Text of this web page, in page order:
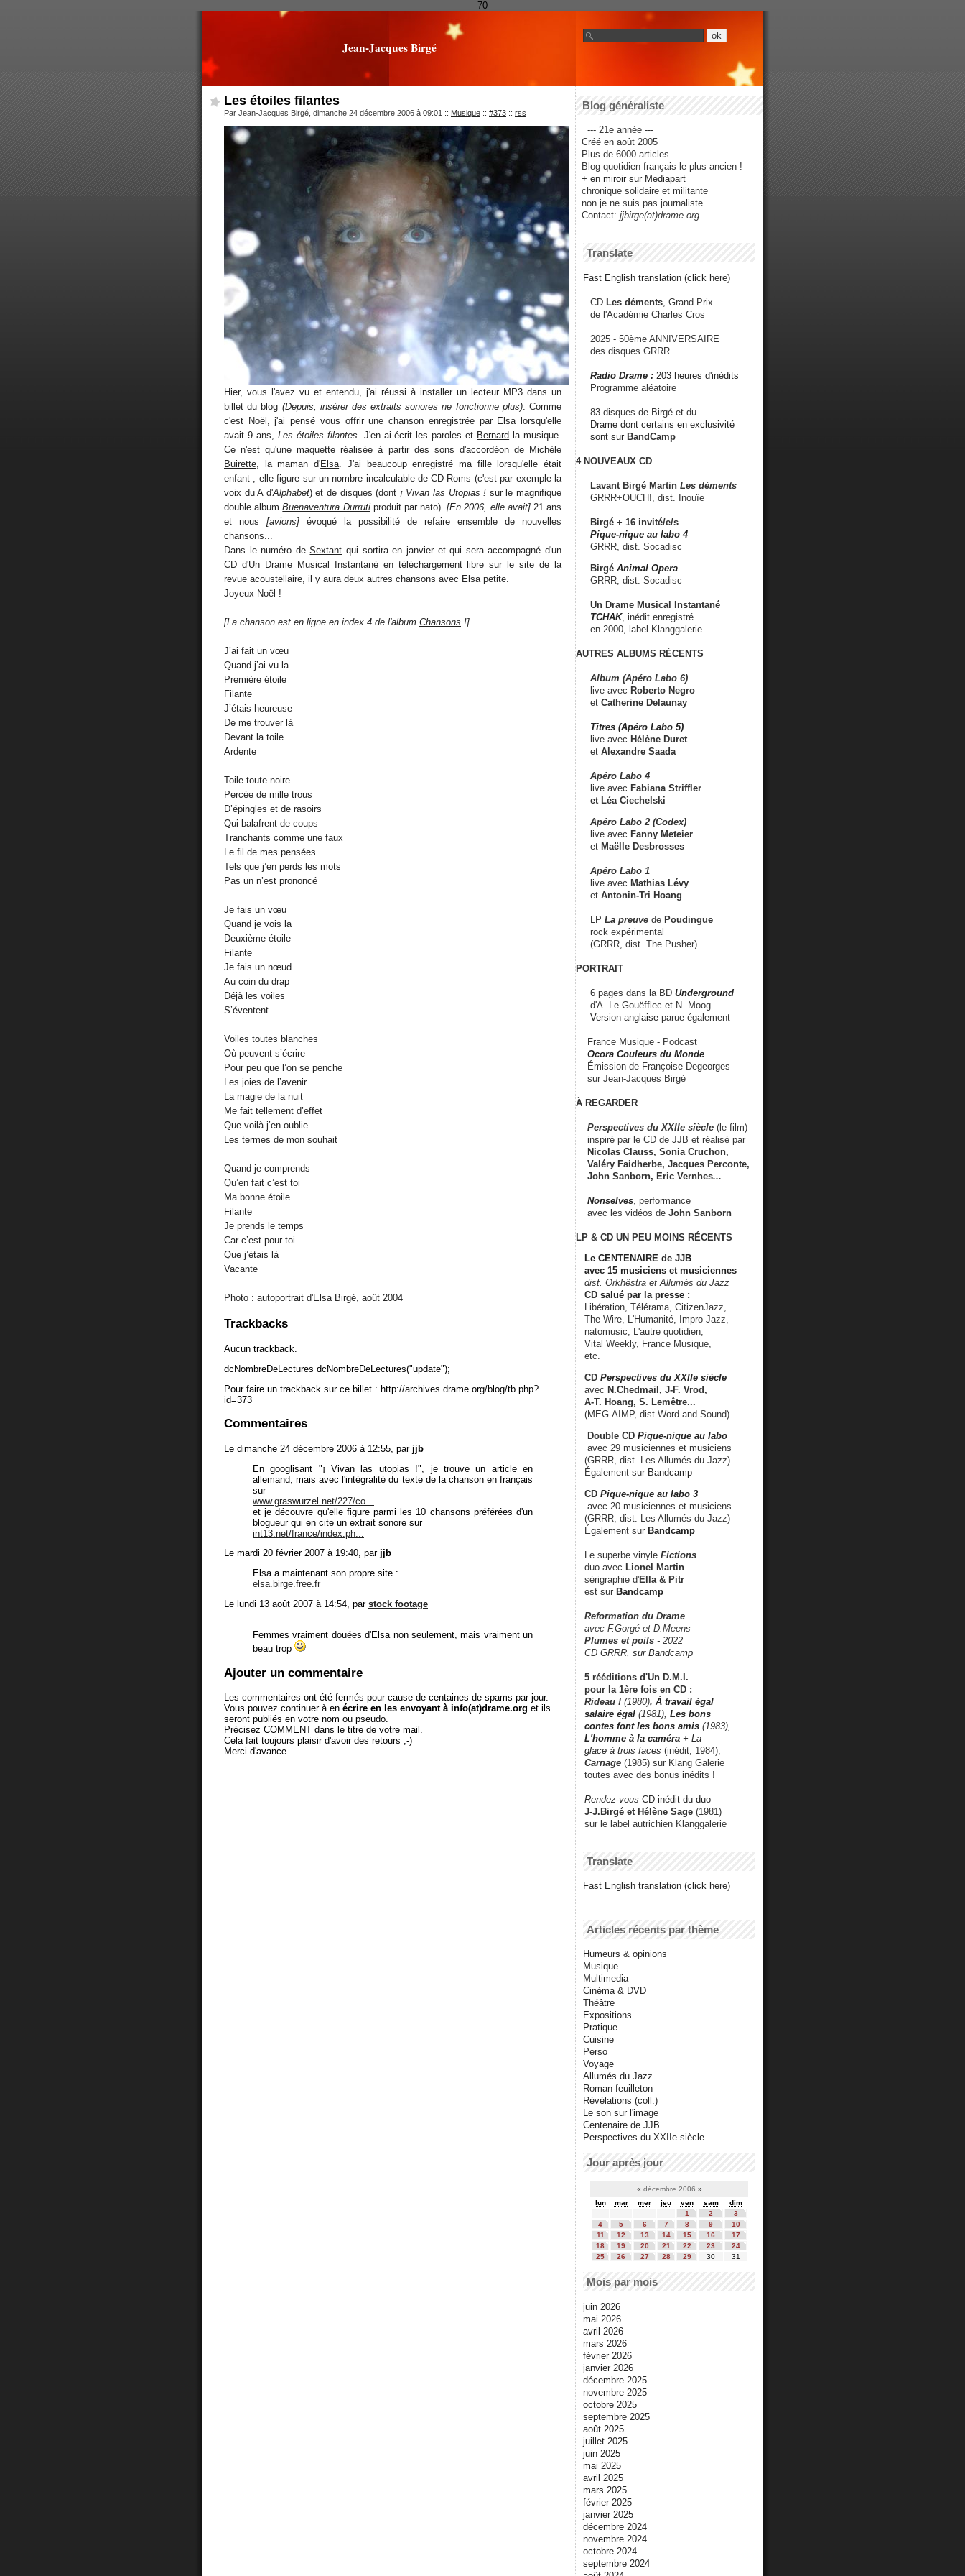
70
Jean-Jacques Birgé
Les étoiles filantes
Par Jean-Jacques Birgé, dimanche 24 décembre 2006 à 09:01 :: Musique :: #373 :: rss
Hier, vous l'avez vu et entendu, j'ai réussi à installer un lecteur MP3 dans un
billet du blog (Depuis, insérer des extraits sonores ne fonctionne plus). Comme
c'est Noël, j'ai pensé vous offrir une chanson enregistrée par Elsa lorsqu'elle
avait 9 ans, Les étoiles filantes . J'en ai écrit les paroles et Bernard la musique.
Ce n'est qu'une maquette réalisée à partir des sons d'accordéon de Michèle
Buirette , la maman d'Elsa . J'ai beaucoup enregistré ma fille lorsqu'elle était
enfant ; elle figure sur un nombre incalculable de CD-Roms (c'est par exemple la
voix du A d'Alphabet) et de disques (dont ¡ Vivan las Utopias ! sur le magnifique
double albumBuenaventura Durrutiproduit par nato).[En 2006, elle avait]21 ans
et nous [avions] évoqué la possibilité de refaire ensemble de nouvelles
chansons...
Dans le numéro deSextant qui sortira en janvier et qui sera accompagné d'un
CD d'Un Drame Musical Instantanéen téléchargement libre sur le site de la
revue acoustellaire, il y aura deux autres chansons avec Elsa petite.
Joyeux Noël !
[La chanson est en ligne en index 4 de l'album Chansons !]
J’ai fait un vœu
Quand j’ai vu la
Première étoile
Filante
J’étais heureuse
De me trouver là
Devant la toile
Ardente
Toile toute noire
Percée de mille trous
D’épingles et de rasoirs
Qui balafrent de coups
Tranchants comme une faux
Le fil de mes pensées
Tels que j’en perds les mots
Pas un n’est prononcé
Je fais un vœu
Quand je vois la
Deuxième étoile
Filante
Je fais un nœud
Au coin du drap
Déjà les voiles
S’éventent
Voiles toutes blanches
Où peuvent s’écrire
Pour peu que l’on se penche
Les joies de l’avenir
La magie de la nuit
Me fait tellement d’effet
Que voilà j’en oublie
Les termes de mon souhait
Quand je comprends
Qu’en fait c’est toi
Ma bonne étoile
Filante
Je prends le temps
Car c’est pour toi
Que j’étais là
Vacante
Photo : autoportrait d'Elsa Birgé, août 2004
Trackbacks
Aucun trackback.
dcNombreDeLectures dcNombreDeLectures("update");
Pour faire un trackback sur ce billet : http://archives.drame.org/blog/tb.php?
id=373
Commentaires
Le dimanche 24 décembre 2006 à 12:55, par jjb
En googlisant "¡ Vivan las utopias !", je trouve un article en
allemand, mais avec l'intégralité du texte de la chanson en français
sur
www.graswurzel.net/227/co...
et je découvre qu'elle figure parmi les 10 chansons préférées d'un
blogueur qui en cite un extrait sonore sur
int13.net/france/index.ph...
Le mardi 20 février 2007 à 19:40, par jjb
Elsa a maintenant son propre site :
elsa.birge.free.fr
Le lundi 13 août 2007 à 14:54, par stock footage
Femmes vraiment douées d'Elsa non seulement, mais vraiment un
beau trop
Ajouter un commentaire
Les commentaires ont été fermés pour cause de centaines de spams par jour.
Vous pouvez continuer à en écrire en les envoyant à info(at)drame.org et ils
seront publiés en votre nom ou pseudo.
Précisez COMMENT dans le titre de votre mail.
Cela fait toujours plaisir d'avoir des retours ;-)
Merci d'avance.
Blog généraliste
--- 21e année ---
Créé en août 2005
Plus de 6000 articles
Blog quotidien français le plus ancien !
+ en miroir sur Mediapart
chronique solidaire et militante
non je ne suis pas journaliste
Contact: jjbirge(at)drame.org
Translate
Fast English translation (click here)
CD Les déments , Grand Prix
de l'Académie Charles Cros
2025 - 50ème ANNIVERSAIRE
des disques GRRR
Radio Drame : 203 heures d'inédits
Programme aléatoire
83 disques de Birgé et du
Drame dont certains en exclusivité
sont sur BandCamp
4 NOUVEAUX CD
Lavant Birgé Martin Les déments
GRRR+OUCH!, dist. Inouïe
Birgé + 16 invité/e/s
Pique-nique au labo 4
GRRR, dist. Socadisc
Birgé Animal Opera
GRRR, dist. Socadisc
Un Drame Musical Instantané
TCHAK, inédit enregistré
en 2000, label Klanggalerie
AUTRES ALBUMS RÉCENTS
Album (Apéro Labo 6)
live avec Roberto Negro
et Catherine Delaunay
Titres (Apéro Labo 5)
live avec Hélène Duret
et Alexandre Saada
Apéro Labo 4
live avec Fabiana Striffler
et Léa Ciechelski
Apéro Labo 2 (Codex)
live avec Fanny Meteier
et Maëlle Desbrosses
Apéro Labo 1
live avec Mathias Lévy
et Antonin-Tri Hoang
LP La preuve de Poudingue
rock expérimental
(GRRR, dist. The Pusher)
PORTRAIT
6 pages dans la BD Underground
d'A. Le Gouëfflec et N. Moog
Version anglaise parue également
France Musique - Podcast
Ocora Couleurs du Monde
Émission de Françoise Degeorges
sur Jean-Jacques Birgé
À REGARDER
Perspectives du XXIIe siècle (le film)
inspiré par le CD de JJB et réalisé par
Nicolas Clauss, Sonia Cruchon,
Valéry Faidherbe, Jacques Perconte,
John Sanborn, Eric Vernhes...
Nonselves , performance
avec les vidéos de John Sanborn
LP & CD UN PEU MOINS RÉCENTS
Le CENTENAIRE de JJB
avec 15 musiciens et musiciennes
dist. Orkhêstra et Allumés du Jazz
CD salué par la presse :
Libération, Télérama, CitizenJazz,
The Wire, L'Humanité, Impro Jazz,
natomusic, L'autre quotidien,
Vital Weekly, France Musique,
etc.
CD Perspectives du XXIIe siècle
avec N.Chedmail, J-F. Vrod,
A-T. Hoang, S. Lemêtre...
(MEG-AIMP, dist.Word and Sound)
Double CD Pique-nique au labo
avec 29 musiciennes et musiciens
(GRRR, dist. Les Allumés du Jazz)
Également sur Bandcamp
CD Pique-nique au labo 3
avec 20 musiciennes et musiciens
(GRRR, dist. Les Allumés du Jazz)
Également sur Bandcamp
Le superbe vinyle Fictions
duo avec Lionel Martin
sérigraphie d'Ella & Pitr
est sur Bandcamp
Reformation du Drame
avec F.Gorgé et D.Meens
Plumes et poils - 2022
CD GRRR, sur Bandcamp
5 rééditions d'Un D.M.I.
pour la 1ère fois en CD :
Rideau ! (1980), À travail égal
salaire égal (1981), Les bons
contes font les bons amis (1983),
L'homme à la caméra + La
glace à trois faces (inédit, 1984),
Carnage (1985) sur Klang Galerie
toutes avec des bonus inédits !
Rendez-vous CD inédit du duo
J-J.Birgé et Hélène Sage (1981)
sur le label autrichien Klanggalerie
Translate
Fast English translation (click here)
Articles récents par thème
Humeurs & opinions
Musique
Multimedia
Cinéma & DVD
Théâtre
Expositions
Pratique
Cuisine
Perso
Voyage
Allumés du Jazz
Roman-feuilleton
Révélations (coll.)
Le son sur l'image
Centenaire de JJB
Perspectives du XXIIe siècle
Jour après jour
« décembre 2006 »
lun
mar mer jeu ven sam
dim
1
2
3
4
5 6 7 8 9
10
11
12 13 14 15 16
17
18
19 20 21 22 23
24
25
26 27 28 29 30 31
Mois par mois
juin 2026
mai 2026
avril 2026
mars 2026
février 2026
janvier 2026
décembre 2025
novembre 2025
octobre 2025
septembre 2025
août 2025
juillet 2025
juin 2025
mai 2025
avril 2025
mars 2025
février 2025
janvier 2025
décembre 2024
novembre 2024
octobre 2024
septembre 2024